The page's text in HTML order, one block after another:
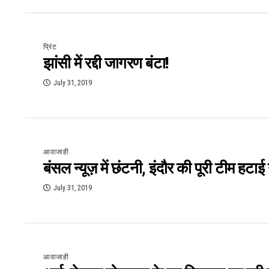
प्रिंट
झांसी में रद्दी जागरण बंटा!
July 31, 2019
आवाजाही
बंसल न्यूज़ में छंटनी, इंदौर की पूरी टीम
July 31, 2019
आवाजाही